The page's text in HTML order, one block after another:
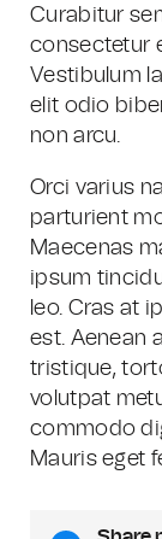
Curabitur
consectetur
Vestibulum
elit odio
non arcu.
Orci varius
parturient
Maecenas
ipsum
leo. Cras at
est. Aenean
tristique,
volutpat
commodo
Mauris eget